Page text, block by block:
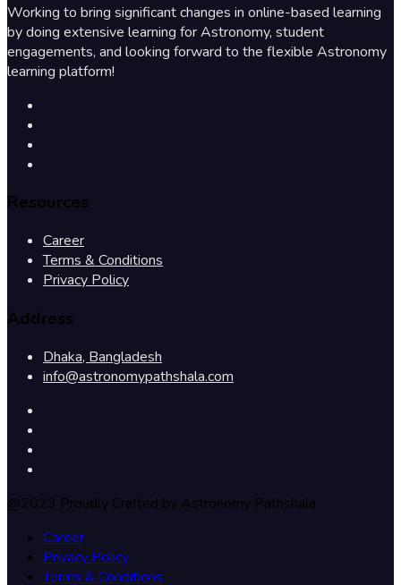
Working to bring significant changes in online-based learning
by doing extensive learning for Astronomy, student
engagements, and looking forward to the flexible Astronomy
learning platform!
Resources
Career
Terms & Conditions
Privacy Policy
Address
Dhaka, Bangladesh
info@astronomypathshala.com
@2023 Proudly Crafted by Astronomy Pathshala
Career
Privacy Policy
Terms & Conditions